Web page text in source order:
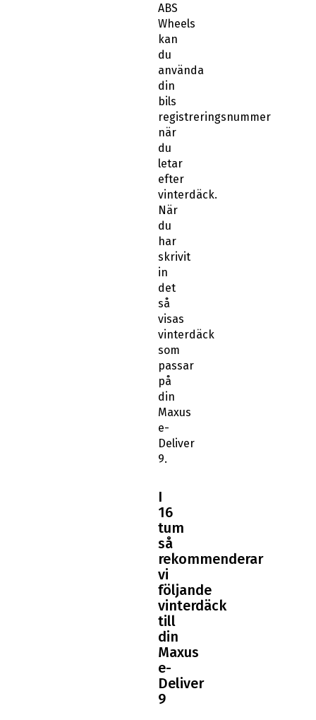
ABS
Wheels
kan
du
använda
din
bils
registreringsnummer
när
du
letar
efter
vinterdäck.
När
du
har
skrivit
in
det
så
visas
vinterdäck
som
passar
på
din
Maxus
e-
Deliver
9.
I
16
tum
så
rekommenderar
vi
följande
vinterdäck
till
din
Maxus
e-
Deliver
9